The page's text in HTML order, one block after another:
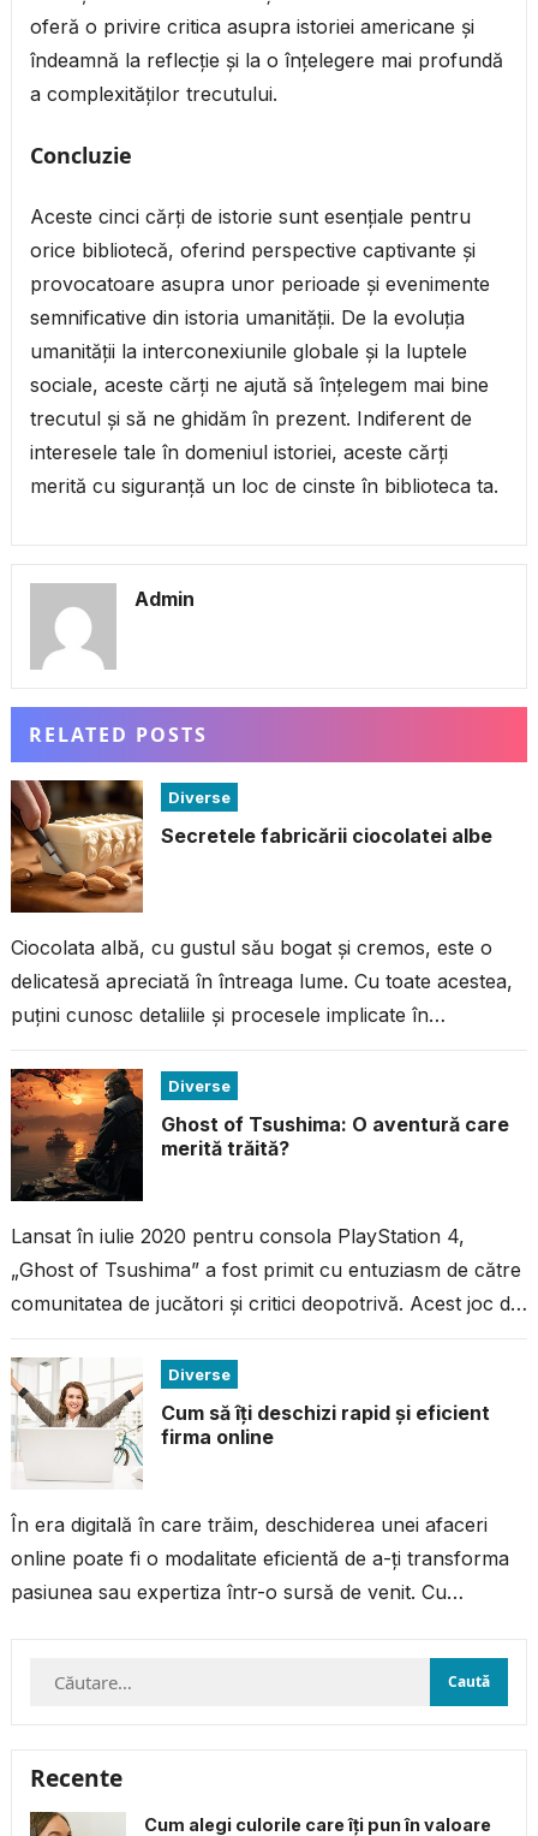
oferă o privire critica asupra istoriei americane și
îndeamnă la reflecție și la o înțelegere mai profundă
a complexităților trecutului.
Concluzie
Aceste cinci cărți de istorie sunt esențiale pentru
orice bibliotecă, oferind perspective captivante și
provocatoare asupra unor perioade și evenimente
semnificative din istoria umanității. De la evoluția
umanității la interconexiunile globale și la luptele
sociale, aceste cărți ne ajută să înțelegem mai bine
trecutul și să ne ghidăm în prezent. Indiferent de
interesele tale în domeniul istoriei, aceste cărți
merită cu siguranță un loc de cinste în biblioteca ta.
Admin
RELATED POSTS
Diverse
Secretele fabricării ciocolatei albe
Ciocolata albă, cu gustul său bogat și cremos, este o
delicatesă apreciată în întreaga lume. Cu toate acestea,
puțini cunosc detaliile și procesele implicate în
Diverse
Ghost of Tsushima: O aventură care
merită trăită?
Lansat în iulie 2020 pentru consola PlayStation 4,
„Ghost of Tsushima” a fost primit cu entuziasm de către
comunitatea de jucători și critici deopotrivă. Acest joc de
Diverse
Cum să îți deschizi rapid și eficient
firma online
În era digitală în care trăim, deschiderea unei afaceri
online poate fi o modalitate eficientă de a-ți transforma
pasiunea sau expertiza într-o sursă de venit. Cu
Caută
Recente
Cum alegi culorile care îți pun în valoare